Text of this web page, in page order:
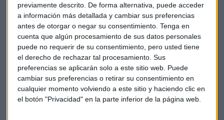
previamente descrito. De forma alternativa, puede acceder
a información más detallada y cambiar sus preferencias
antes de otorgar o negar su consentimiento. Tenga en
cuenta que algún procesamiento de sus datos personales
puede no requerir de su consentimiento, pero usted tiene
el derecho de rechazar tal procesamiento. Sus
preferencias se aplicarán solo a este sitio web. Puede
cambiar sus preferencias o retirar su consentimiento en
cualquier momento volviendo a este sitio y haciendo clic en
el botón "Privacidad" en la parte inferior de la página web.
Elon Musk se entrega al medioambiente y hunde al
bitcóin
Protagonistas empresariales
En el Ibex 35, a media sesión, están bajando las acciones de
PhamaMar (-2%)después de la decisión de la Audiencia
Nacional de que la farmacéutica tendrá que abonar 5,6
millones de euros del impuesto de Sociedades de 2010 a